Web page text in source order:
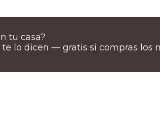
tu casa?
lo dicen — gratis si compras los